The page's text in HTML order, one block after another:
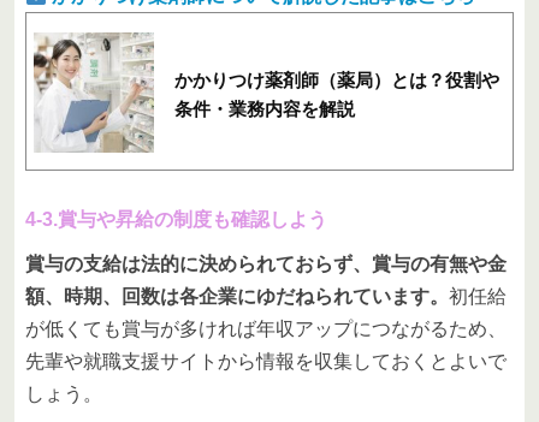
かかりつけ薬剤師（薬局）とは？役割や
条件・業務内容を解説
4-3.賞与や昇給の制度も確認しよう
賞与の支給は法的に決められておらず、賞与の有無や金
額、時期、回数は各企業にゆだねられています。 初任給
が低くても賞与が多ければ年収アップにつながるため、
先輩や就職支援サイトから情報を収集しておくとよいで
しょう。